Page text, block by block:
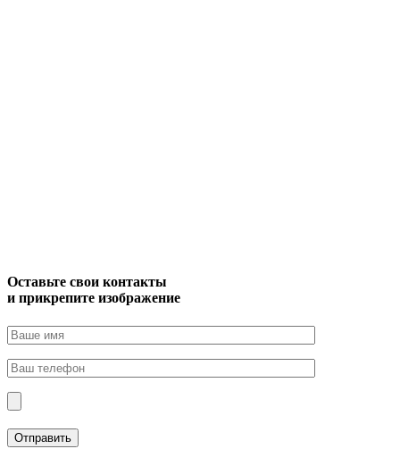
Оставьте свои контакты
и прикрепите изображение